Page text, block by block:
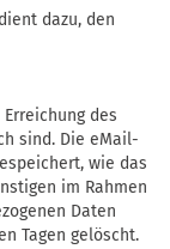
dazu, den
des
sind. Die eMail-
wie das
im Rahmen
Daten
Tagen gelöscht.